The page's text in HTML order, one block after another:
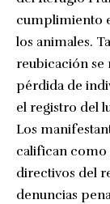
cumplimiento
los animales.
reubicación se
pérdida de
el registro del
Los
califican como
directivos del
denuncias